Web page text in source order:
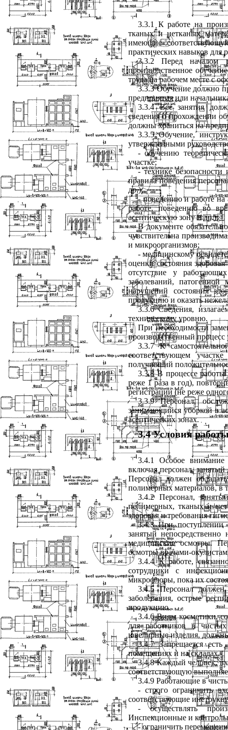
3.3.1 К работе на
тканых и нетканых
имеющие
практических навыков для
3.3.2Перед началом
производственное
труда на рабочем месте с
3.3.3Обучение должно
предприятия или
3.3.4 Все занятия
сведения о прохождении
должны храниться на
3.3.5 Обучение,
утвержденными
- обучению
участке;
- технике
правила поведения
др.);
- поведению и работе на
работе, поведению во
асептическую зону и др.);
В документе
чувствительна
и микроорганизмов;
- медицинскому
оценки состояния
отсутствие у
заболеваний,
нарушений состояния
продукцию и оказать
3.3.6 Сведения,
техническому уровню.
При необходимости
производственный
3.3.7 К
соответствующем
получивший
3.3.8 В процессе работы
реже 1 раза в год),
регистрации (не реже
3.3.9Персонал,
занимающийся уборкой в
асептических зонах.
3.4 Условия
3.4.1 Особое внимание
включая персонал,
Персонал должен
полимерных материалов, в
3.4.2 Персонал,
полимерных, тканых и
здоровья и требования
3.4.3 При поступлении
занятый
медицинские осмотры.
осмотры врачами-
3.4.4 К работе,
сотрудники с
микрофлоры, пока их
3.4.5 Персонал должен
заболевания, острые
продукцию.
3.4.6 Виды косметики,
для работников в
ювелирные изделия,
3.4.7 Запрещается
помещениях и на складах.
3.4.8 Каждый человек,
соответствующую
3.4.9 Работающие в
- строго ограничить
соответствующие
- осуществлять
Инспекционные и
- ограничить